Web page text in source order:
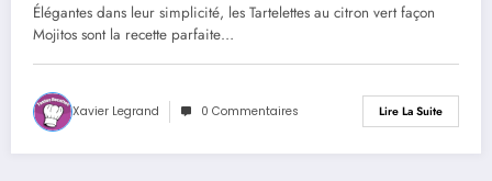
Élégantes dans leur simplicité, les Tartelettes au citron vert façon
Mojitos sont la recette parfaite…
Xavier Legrand 0 Commentaires Lire La Suite